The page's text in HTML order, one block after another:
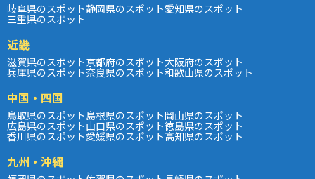
岐阜県のスポット静岡県のスポット愛知県のスポット
三重県のスポット
近畿
滋賀県のスポット京都府のスポット大阪府のスポット
兵庫県のスポット奈良県のスポット和歌山県のスポット
中国・四国
鳥取県のスポット島根県のスポット岡山県のスポット
広島県のスポット山口県のスポット徳島県のスポット
香川県のスポット愛媛県のスポット高知県のスポット
九州・沖縄